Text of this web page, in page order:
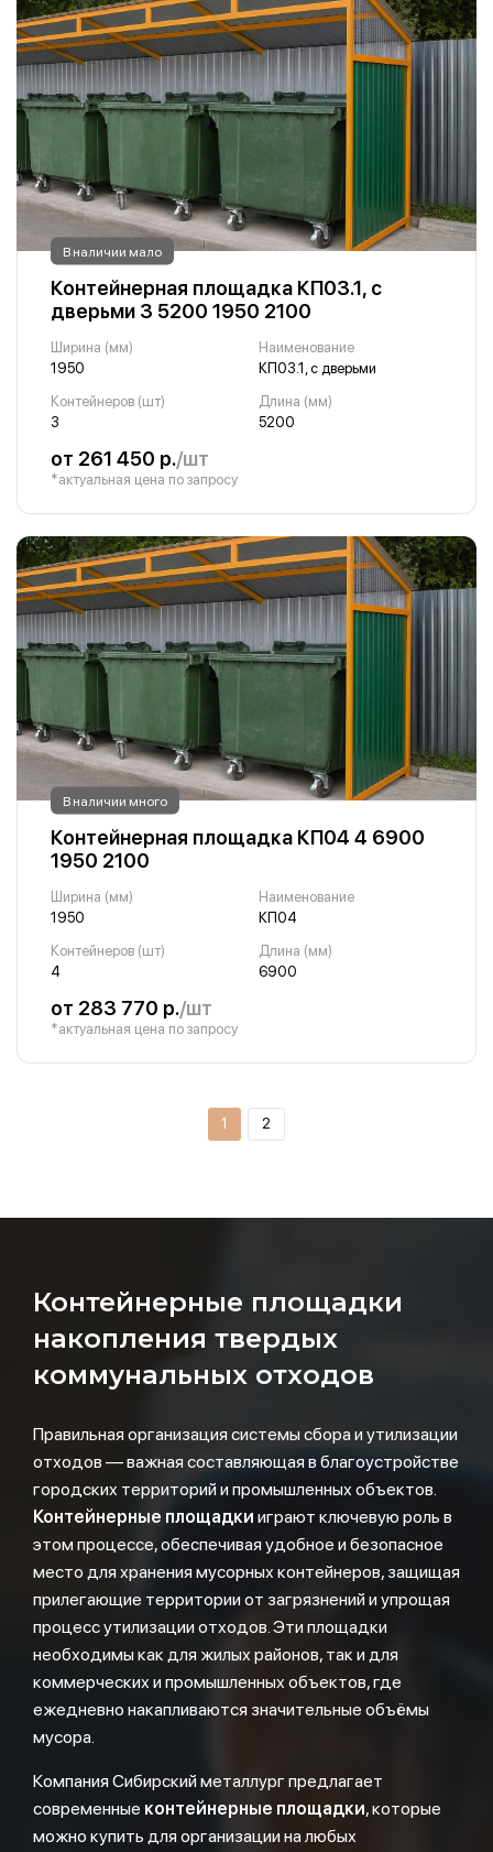
В наличии мало
Контейнерная площадка КП03.1, с
дверьми 3 5200 1950 2100
Ширина (мм)
1950
Наименование
КП03.1, с дверьми
Контейнеров (шт)
3
Длина (мм)
5200
от 261 450 р./шт
*актуальная цена по запросу
В наличии много
Контейнерная площадка КП04 4 6900
1950 2100
Ширина (мм)
1950
Наименование
КП04
Контейнеров (шт)
4
Длина (мм)
6900
от 283 770 р./шт
*актуальная цена по запросу
1 2
Контейнерные площадки
накопления твердых
коммунальных отходов
Правильная организация системы сбора и утилизации
отходов — важная составляющая в благоустройстве
городских территорий и промышленных объектов.
Контейнерные площадки играют ключевую роль в
этом процессе, обеспечивая удобное и безопасное
место для хранения мусорных контейнеров, защищая
прилегающие территории от загрязнений и упрощая
процесс утилизации отходов. Эти площадки
необходимы как для жилых районов, так и для
коммерческих и промышленных объектов, где
ежедневно накапливаются значительные объёмы
мусора.
Компания Сибирский металлург предлагает
современные контейнерные площадки, которые
можно купить для организации на любых